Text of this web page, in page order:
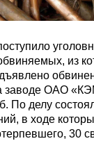
из
заводе ОАО
По делу
в ходе
30